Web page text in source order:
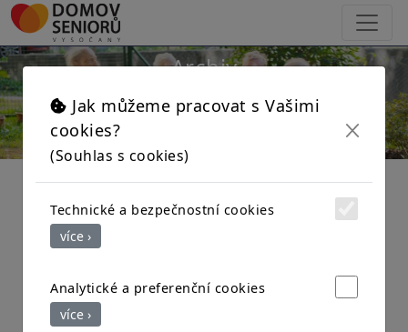
Archiv
×
Jak můžeme pracovat s Vašimi
cookies?
(Souhlas s cookies)
Technické a bezpečnostní cookies
více ›
Analytické a preferenční cookies
více ›